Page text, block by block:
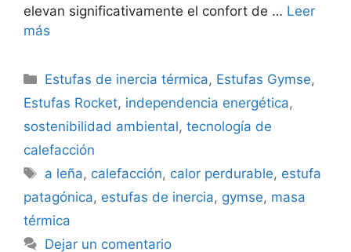
elevan significativamente el confort de … Leer
más
Categorías
Estufas de inercia térmica, Estufas Gymse,
Estufas Rocket, independencia energética,
sostenibilidad ambiental, tecnología de
calefacción
Etiquetas
a leña, calefacción, calor perdurable, estufa
patagónica, estufas de inercia, gymse, masa
térmica
Dejar un comentario